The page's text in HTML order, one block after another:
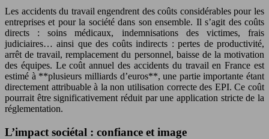
Les accidents du travail engendrent des coûts considérables pour les
entreprises et pour la société dans son ensemble. Il s’agit des coûts
directs : soins médicaux, indemnisations des victimes, frais
judiciaires… ainsi que des coûts indirects : pertes de productivité,
arrêt de travail, remplacement du personnel, baisse de la motivation
des équipes. Le coût annuel des accidents du travail en France est
estimé à **plusieurs milliards d’euros**, une partie importante étant
directement attribuable à la non utilisation correcte des EPI. Ce coût
pourrait être significativement réduit par une application stricte de la
réglementation.
L’impact sociétal : confiance et image